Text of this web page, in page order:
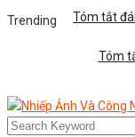
Trending
Tóm tắt
Tóm